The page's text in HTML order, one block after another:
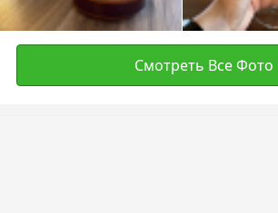
Смотреть Все Фото